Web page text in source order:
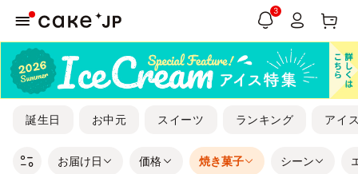
3
誕生日 お中元 スイーツ ランキング アイ
お届け日 価格 焼き菓子 シーン